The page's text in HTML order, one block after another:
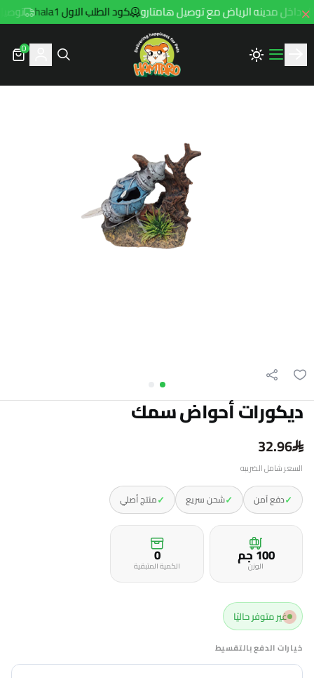
كود الطلب الاول hala1 توصيل مجاني
Hamtaro
0
ديكورات أحواض سمك
32.96
السعر شامل الضريبه
✓دفع آمن ✓شحن سريع ✓منتج أصلي
100 جمالوزن 0
الكمية المتبقية
غير متوفر حاليًا
خيارات الدفع بالتقسيط